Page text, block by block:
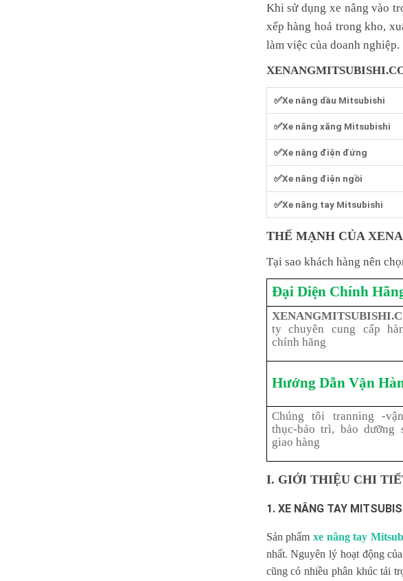
Khi sử dụng xe nâng vào
xếp hàng hoá trong kho,
làm việc của doanh nghiệp.
✅Xe nâng dầu Mitsubishi
✅Xe nâng xăng Mitsubishi
✅Xe nâng điện đứng
✅Xe nâng điện ngồi
✅Xe nâng tay Mitsubishi
THẾ MẠNH CỦA
Tại sao khách hàng nên
Đại Diện Chính
ty chuyên cung cấp
chính hãng
Hướng Dẫn Vận
Chúng tôi tranning -
thục-bảo trì, bảo dưỡng
giao hàng
I. GIỚI THIỆU CHI
1. XE NÂNG TAY
Sản phẩm xe nâng tay
nhất. Nguyên lý hoạt động
cũng có nhiều phân khúc tải